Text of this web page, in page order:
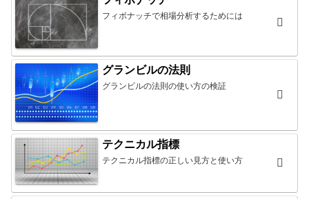
フィボナッチで相場分析するためには
グランビルの法則
グランビルの法則の使い方の検証
テクニカル指標
テクニカル指標の正しい見方と使い方